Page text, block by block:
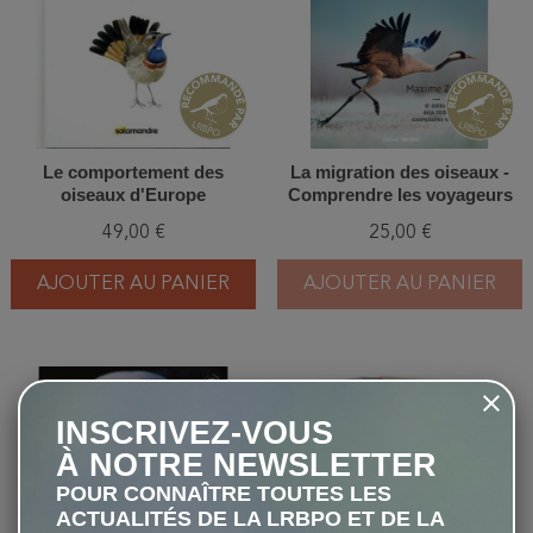
Le comportement des
oiseaux d'Europe
49,00 €
AJOUTER AU PANIER
La migration des oiseaux -
Comprendre les voyageurs
25,00 €
AJOUTER AU PANIER
favorite_border
INSCRIVEZ-VOUS
À NOTRE NEWSLETTER
POUR CONNAÎTRE TOUTES LES
ACTUALITÉS DE LA LRBPO ET DE LA